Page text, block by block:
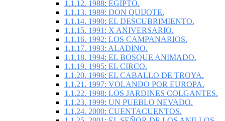
1.1.12. 1988: EGIPTO.
1.1.13. 1989: DON QUIJOTE.
1.1.14. 1990: EL DESCUBRIMIENTO.
1.1.15. 1991: X ANIVERSARIO.
1.1.16. 1992: LOS CAMPANARIOS.
1.1.17. 1993: ALADINO.
1.1.18. 1994: EL BOSQUE ANIMADO.
1.1.19. 1995: EL CIRCO.
1.1.20. 1996: EL CABALLO DE TROYA.
1.1.21. 1997: VOLANDO POR EUROPA.
1.1.22. 1998: LOS JARDINES COLGANTES.
1.1.23. 1999: UN PUEBLO NEVADO.
1.1.24. 2000: CUENTACUENTOS.